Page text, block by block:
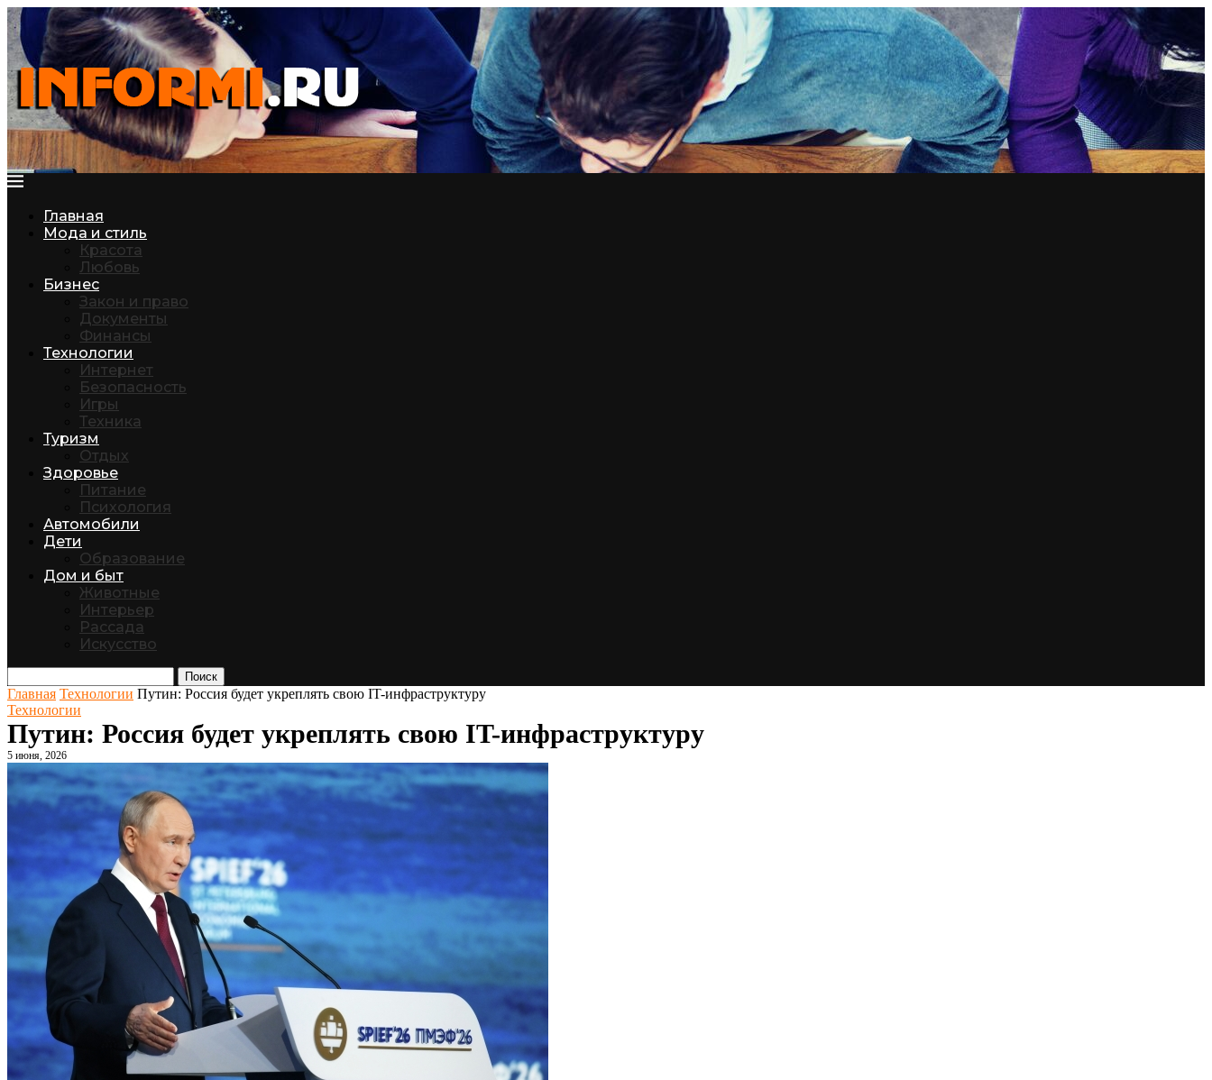
Главная
Мода и стиль
Красота
Любовь
Бизнес
Закон и право
Документы
Финансы
Технологии
Интернет
Безопасность
Игры
Техника
Туризм
Отдых
Здоровье
Питание
Психология
Автомобили
Дети
Образование
Дом и быт
Животные
Интерьер
Рассада
Искусство
Поиск
Главная Технологии Путин: Россия будет укреплять свою IT-инфраструктуру
Технологии
Путин: Россия будет укреплять свою IT-инфраструктуру
5 июня, 2026